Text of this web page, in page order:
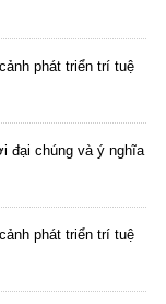
phát triển trí tuệ
đại chúng và ý nghĩa
phát triển trí tuệ